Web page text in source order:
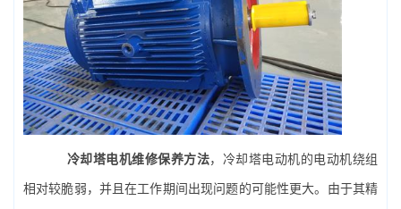
冷却塔电机维修保养方法，冷却塔电动机的电动机绕组
相对较脆弱，并且在工作期间出现问题的可能性更大。由于其精